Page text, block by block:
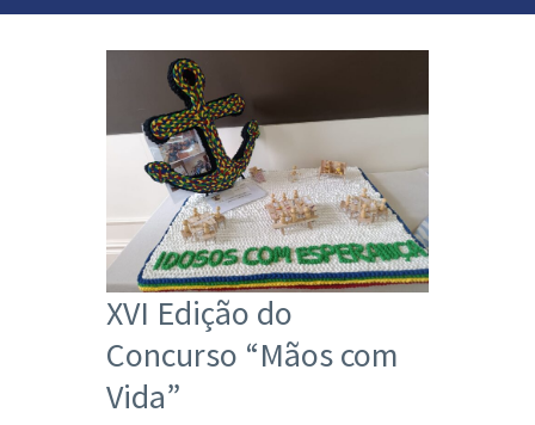
XVI Edição do
Concurso “Mãos com
Vida”